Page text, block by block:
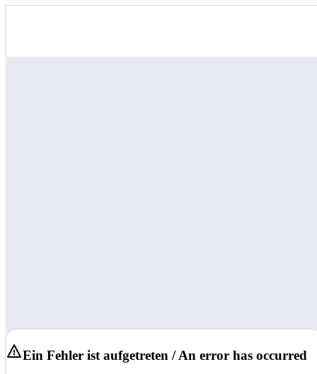
Ein Fehler ist aufgetreten / An error has occurred